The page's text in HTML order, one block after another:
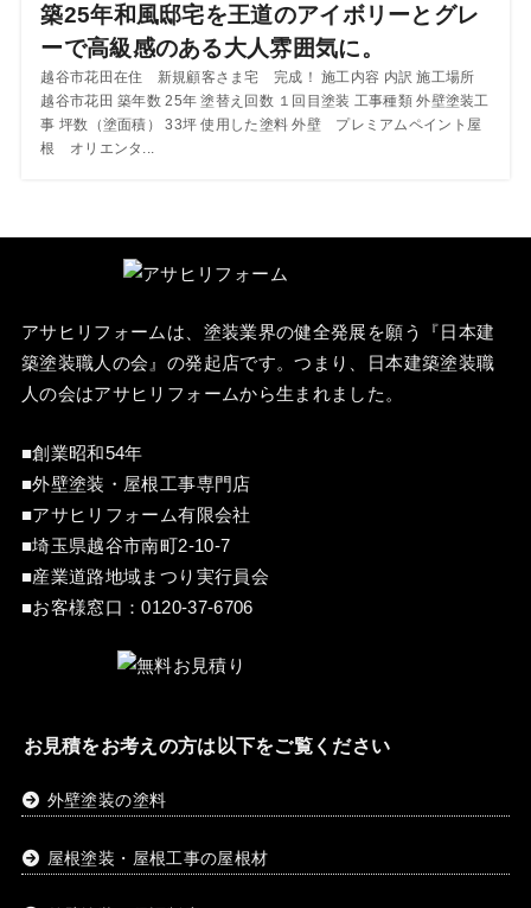
築25年和風邸宅を王道のアイボリーとグレ
ーで高級感のある大人雰囲気に。
越谷市花田在住 新規顧客さま宅 完成！ 施工内容 内訳 施工場所
越谷市花田 築年数 25年 塗替え回数 １回目塗装 工事種類 外壁塗装工
事 坪数（塗面積） 33坪 使用した塗料 外壁 プレミアムペイント屋
根 オリエンタ...
アサヒリフォームは、塗装業界の健全発展を願う『 日本建
築塗装職人の会』の発起店です。つまり、日本建築塗装職
人の会はアサヒリフォームから生まれました。
■創業昭和54年
■外壁塗装・屋根工事専門店
■アサヒリフォーム有限会社
■埼玉県越谷市南町2-10-7
■産業道路地域まつり実行員会
■お客様窓口：0120-37-6706
お見積をお考えの方は以下をご覧ください
外壁塗装の塗料
屋根塗装・屋根工事の屋根材